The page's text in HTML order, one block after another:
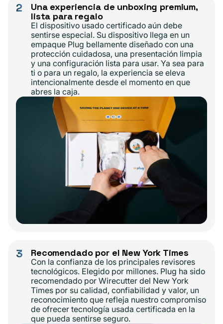
2
Una experiencia de unboxing premium,
lista para regalo
El dispositivo usado certificado aún debe
sentirse especial. Su dispositivo llega en un
empaque Plug bellamente diseñado con una
protección cuidadosa, una presentación limpia
y una configuración lista para usar. Ya sea para
ti o para un regalo, la experiencia se eleva
intencionalmente desde el momento en que
abres la caja.
3 Recomendado por el New York Times
Con la confianza de los principales revisores
tecnológicos. Elegido por millones. Plug ha sido
recomendado por Wirecutter del New York
Times por su calidad, confiabilidad y valor, un
reconocimiento que refleja nuestro compromiso
de ofrecer tecnología usada certificada en la
que pueda sentirse seguro.